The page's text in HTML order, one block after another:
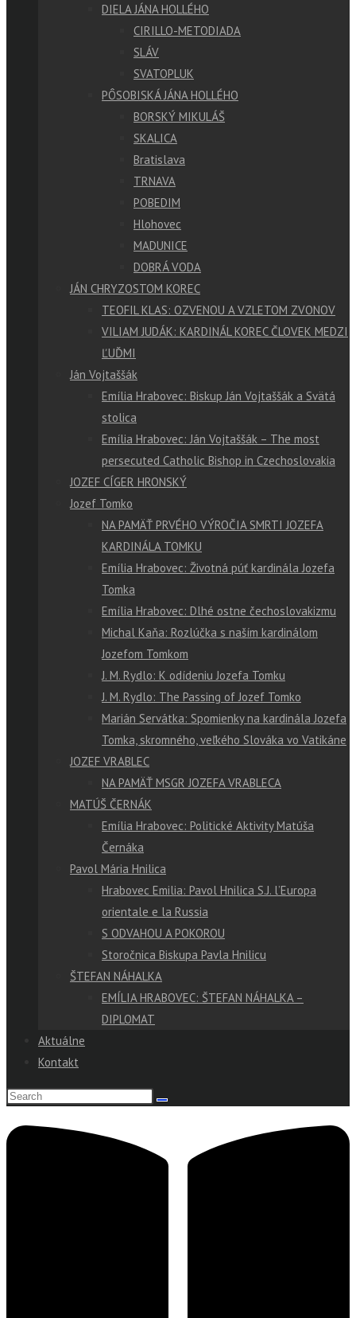
DIELA JÁNA HOLLÉHO
CIRILLO-METODIADA
SLÁV
SVATOPLUK
PÔSOBISKÁ JÁNA HOLLÉHO
BORSKÝ MIKULÁŠ
SKALICA
Bratislava
TRNAVA
POBEDIM
Hlohovec
MADUNICE
DOBRÁ VODA
JÁN CHRYZOSTOM KOREC
TEOFIL KLAS: OZVENOU A VZLETOM ZVONOV
VILIAM JUDÁK: KARDINÁL KOREC ČLOVEK MEDZI
ĽUĎMI
Ján Vojtaššák
Emília Hrabovec: Biskup Ján Vojtaššák a Svätá
stolica
Emília Hrabovec: Ján Vojtaššák – The most
persecuted Catholic Bishop in Czechoslovakia
JOZEF CÍGER HRONSKÝ
Jozef Tomko
NA PAMÄŤ PRVÉHO VÝROČIA SMRTI JOZEFA
KARDINÁLA TOMKU
Emília Hrabovec: Životná púť kardinála Jozefa
Tomka
Emília Hrabovec: Dlhé ostne čechoslovakizmu
Michal Kaňa: Rozlúčka s naším kardinálom
Jozefom Tomkom
J. M. Rydlo: K odídeniu Jozefa Tomku
J. M. Rydlo: The Passing of Jozef Tomko
Marián Servátka: Spomienky na kardinála Jozefa
Tomka, skromného, veľkého Slováka vo Vatikáne
JOZEF VRABLEC
NA PAMÄŤ MSGR JOZEFA VRABLECA
MATÚŠ ČERNÁK
Emília Hrabovec: Politické Aktivity Matúša
Černáka
Pavol Mária Hnilica
Hrabovec Emilia: Pavol Hnilica S.J. l’Europa
orientale e la Russia
S ODVAHOU A POKOROU
Storočnica Biskupa Pavla Hnilicu
ŠTEFAN NÁHALKA
EMÍLIA HRABOVEC: ŠTEFAN NÁHALKA –
DIPLOMAT
Aktuálne
Kontakt